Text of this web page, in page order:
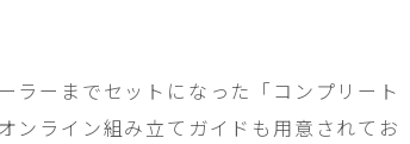
ラーまでセットになった「コンプリート
ンライン組み立てガイドも用意されてお